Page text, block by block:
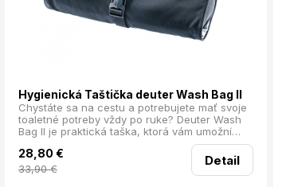
Hygienická Taštička deuter Wash Bag II
Chystáte sa na cestu a potrebujete mať svoje
toaletné potreby vždy po ruke? Deuter Wash
Bag II je praktická taška, ktorá vám umožní
mať všetko potrebné pekne usporiadané a
prístupné. S jej odnímateľným háčikom ju ľahko
zavesíte kdekoľvek — či už v kúpeľni, alebo
vonku na vetve stromu. Ideálny spoločník na
28,80 €
33,90€
Detail